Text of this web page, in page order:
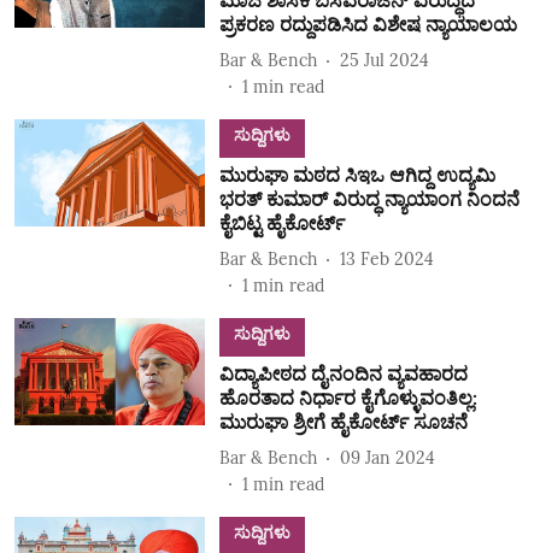
ಪ್ರಕರಣ ರದ್ದುಪಡಿಸಿದ ವಿಶೇಷ ನ್ಯಾಯಾಲಯ
Bar & Bench
25 Jul 2024
1 min read
ಸುದ್ದಿಗಳು
ಮುರುಘಾ ಮಠದ ಸಿಇಒ ಆಗಿದ್ದ ಉದ್ಯಮಿ
ಭರತ್‌ ಕುಮಾರ್ ವಿರುದ್ಧ ನ್ಯಾಯಾಂಗ ನಿಂದನೆ
ಕೈಬಿಟ್ಟ ಹೈಕೋರ್ಟ್‌
Bar & Bench
13 Feb 2024
1 min read
ಸುದ್ದಿಗಳು
ವಿದ್ಯಾಪೀಠದ ದೈನಂದಿನ ವ್ಯವಹಾರದ
ಹೊರತಾದ ನಿರ್ಧಾರ ಕೈಗೊಳ್ಳುವಂತಿಲ್ಲ:
ಮುರುಘಾ ಶ್ರೀಗೆ ಹೈಕೋರ್ಟ್‌ ಸೂಚನೆ
Bar & Bench
09 Jan 2024
1 min read
ಸುದ್ದಿಗಳು